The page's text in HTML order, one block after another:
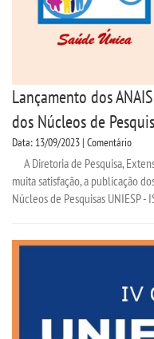
PORTAL DE PROFESSORES/
CONTATO
IMPRENSA
TRABALHE CONOSCO
OUVIDORIA
Lançamento dos
dos Núcleos de
Data: 13/09/2023 | Comentário
A Diretoria de Pesquisa,
muita satisfação, a publicação
Núcleos de Pesquisas UNIESP -